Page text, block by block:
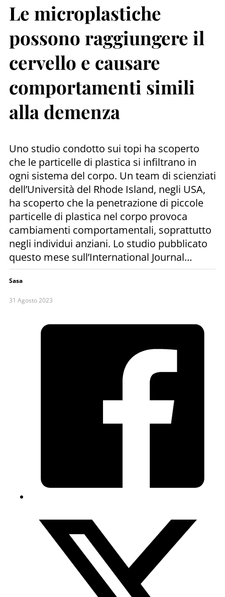
Le microplastiche
possono raggiungere il
cervello e causare
comportamenti simili
alla demenza
Uno studio condotto sui topi ha scoperto
che le particelle di plastica si infiltrano in
ogni sistema del corpo. Un team di scienziati
dell’Università del Rhode Island, negli USA,
ha scoperto che la penetrazione di piccole
particelle di plastica nel corpo provoca
cambiamenti comportamentali, soprattutto
negli individui anziani. Lo studio pubblicato
questo mese sull’International Journal…
Sasa
31 Agosto 2023